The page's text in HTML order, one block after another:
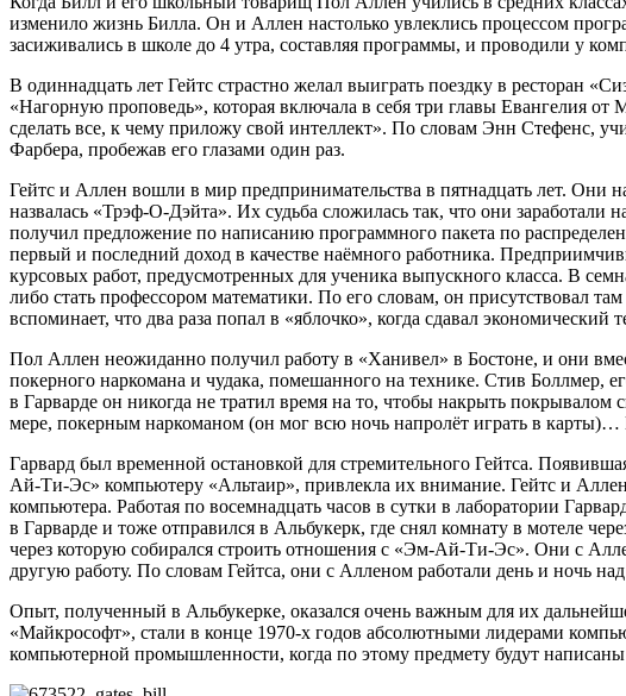
изменило жизнь Билла. Он и Аллен настолько увлеклись процессом
засиживались в школе до 4 утра, составляя программы, и проводили у
В одиннадцать лет Гейтс страстно желал выиграть поездку в ресторан
«Нагорную проповедь», которая включала в себя три главы Евангелия
сделать все, к чему приложу свой интеллект». По словам Энн Стефенс,
Фарбера, пробежав его глазами один раз.
Гейтс и Аллен вошли в мир предпринимательства в пятнадцать лет. Они
назвалась «Трэф-О-Дэйта». Их судьба сложилась так, что они
получил предложение по написанию программного пакета по
первый и последний доход в качестве наёмного работника.
курсовых работ, предусмотренных для ученика выпускного класса. В
либо стать профессором математики. По его словам, он присутствовал
вспоминает, что два раза попал в «яблочко», когда сдавал
Пол Аллен неожиданно получил работу в «Ханивел» в Бостоне, и они
покерного наркомана и чудака, помешанного на технике. Стив Боллмер,
в Гарварде он никогда не тратил время на то, чтобы накрыть
мере, покерным наркоманом (он мог всю ночь напролёт играть в
Гарвард был временной остановкой для стремительного Гейтса.
Ай-Ти-Эс» компьютеру «Альтаир», привлекла их внимание. Гейтс и
компьютера. Работая по восемнадцать часов в сутки в лаборатории
в Гарварде и тоже отправился в Альбукерк, где снял комнату в мотеле
через которую собирался строить отношения с «Эм-Ай-Ти-Эс». Они с
другую работу. По словам Гейтса, они с Алленом работали день и ночь
Опыт, полученный в Альбукерке, оказался очень важным для их
«Майкрософт», стали в конце 1970-х годов абсолютными лидерами
компьютерной промышленности, когда по этому предмету будут